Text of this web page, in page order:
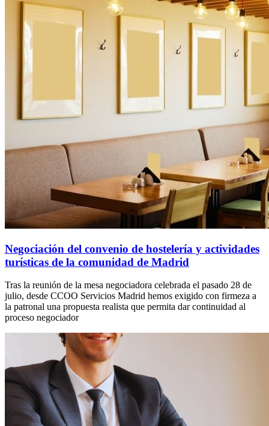
Negociación del convenio de hostelería y actividades
turísticas de la comunidad de Madrid
Tras la reunión de la mesa negociadora celebrada el pasado 28 de
julio, desde CCOO Servicios Madrid hemos exigido con firmeza a
la patronal una propuesta realista que permita dar continuidad al
proceso negociador